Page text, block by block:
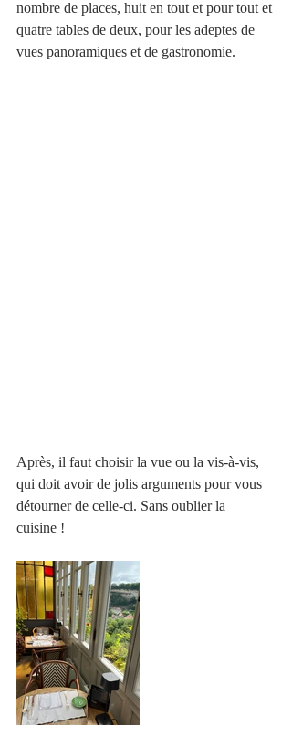
nombre de places, huit en tout et pour tout et
quatre tables de deux, pour les adeptes de
vues panoramiques et de gastronomie.
Après, il faut choisir la vue ou la vis-à-vis,
qui doit avoir de jolis arguments pour vous
détourner de celle-ci. Sans oublier la
cuisine !